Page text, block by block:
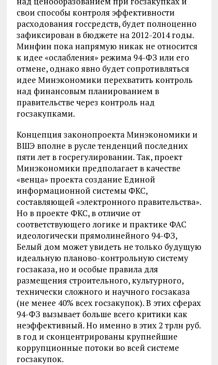
свои способы контроля эффективности
расходования госсредств, будет полноценно
зафиксирован в бюджете на 2012-2014 годы.
Минфин пока напрямую никак не относится
к идее «ослабления» режима 94-ФЗ или его
отмене, однако явно будет сопротивляться
идее Минэкономики перехватить контроль
над финансовым планированием в
правительстве через контроль над
госзакупками.
Концепция законопроекта Минэкономики и
ВШЭ вполне в русле тенденций последних
пяти лет в госрегулировании. Так, проект
Минэкономики предполагает в качестве
«венца» проекта создание Единой
информационной системы ФКС,
составляющей «электронного правительства».
Но в проекте ФКС, в отличие от
соответствующего логике и практике ФАС
идеологически прямолинейного 94-ФЗ,
Белый дом может увидеть не только будущую
идеальную планово-контрольную систему
госзаказа, но и особые правила для
размещения строительного, культурного,
технически сложного и научного госзаказа
(не менее 40% всех госзакупок). В этих сферах
94-ФЗ вызывает больше всего критики как
неэффективный. Но именно в этих 2 трлн руб.
в год и сконцентрированы крупнейшие
коррупционные потоки во всей системе
госзакупок.